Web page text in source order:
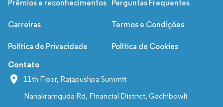
Prêmios e reconhecimentos Perguntas Frequentes
Carreiras Termos e Condições
Política de Privacidade Política de Cookies
Contato
11th Floor, Rajapushpa Summit
Nanakramguda Rd, Financial District, Gachibowli